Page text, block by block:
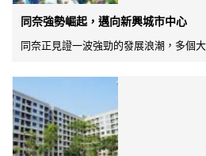
同奈強勢崛起，邁向新興城市中心
同奈正見證一波強勁的發展浪潮，多個